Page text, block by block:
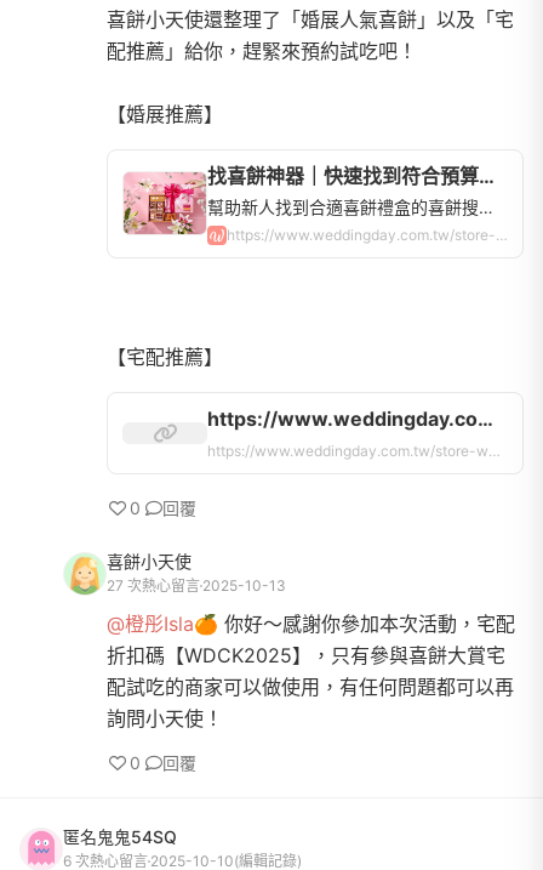
喜餅小天使還整理了「婚展人氣喜餅」以及「宅
配推薦」給你，趕緊來預約試吃吧！
找喜餅神器｜快速找到符合預算的喜餅禮盒，全台喜餅品牌查詢 | WeddingDay好婚市集
幫助新人找到合適喜餅禮盒的喜餅搜尋器！全台60間喜餅店，中式、西式、法式、日式禮盒，手工餅乾蛋糕超多選擇，讓你快速比價、申請試吃！
https://www.weddingday.com.tw/store-weddingcake/tasting｜
0 回覆
喜餅小天使
27 次熱心留言 2025-10-13
@橙彤Isla🍊 你好～感謝你參加本次活動，宅配
折扣碼【WDCK2025】，只有參與喜餅大賞宅
配試吃的商家可以做使用，有任何問題都可以再
詢問小天使！
0 回覆
匿名鬼鬼54SQ
6 次熱心留言 2025-10-10(編輯記錄)